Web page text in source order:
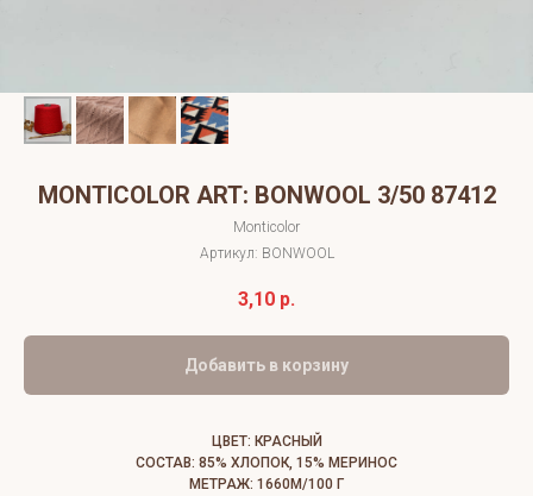
MONTICOLOR ART: BONWOOL 3/50 87412
Monticolor
Артикул: BONWOOL
3,10 р.
Добавить в корзину
ЦВЕТ: КРАСНЫЙ
СОСТАВ: 85% ХЛОПОК, 15% МЕРИНОС
МЕТРАЖ: 1660М/100 Г